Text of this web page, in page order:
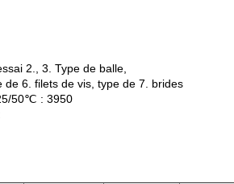
2., 3. Type de balle,
6. filets de vis, type de 7. brides
50℃ : 3950